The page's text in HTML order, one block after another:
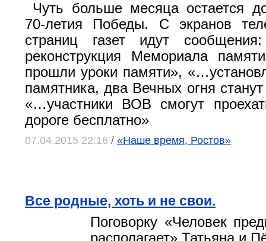
Чуть больше месяца остается
70-летия Победы. С экранов
страниц газет идут
реконструкция Мемориала
прошли уроки памяти»,
памятника, два Вечных огня
«…участники ВОВ смогут
дороге бесплатно»
07.04.2015 22:16 / «Наше время, Ростов»
Все родные, хоть и не свои.
Поговорку «Человек